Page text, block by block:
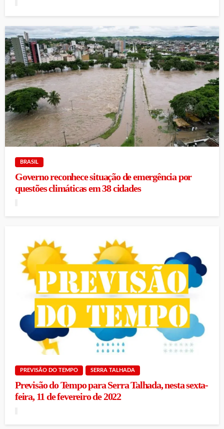
BRASIL
Governo reconhece situação de emergência por
questões climáticas em 38 cidades
PREVISÃO DO TEMPO SERRA TALHADA
Previsão do Tempo para Serra Talhada, nesta sexta-
feira, 11 de fevereiro de 2022